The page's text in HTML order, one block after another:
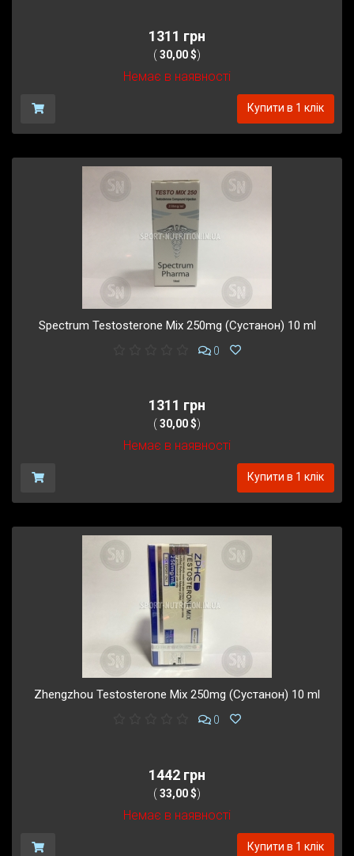
1311 грн
( 30,00 $)
Немає в наявності
Купити в 1 клік
Spectrum Testosterone Mix 250mg (Сустанон) 10 ml
0
1311 грн
( 30,00 $)
Немає в наявності
Купити в 1 клік
Zhengzhou Testosterone Mix 250mg (Сустанон) 10 ml
0
1442 грн
( 33,00 $)
Немає в наявності
Купити в 1 клік